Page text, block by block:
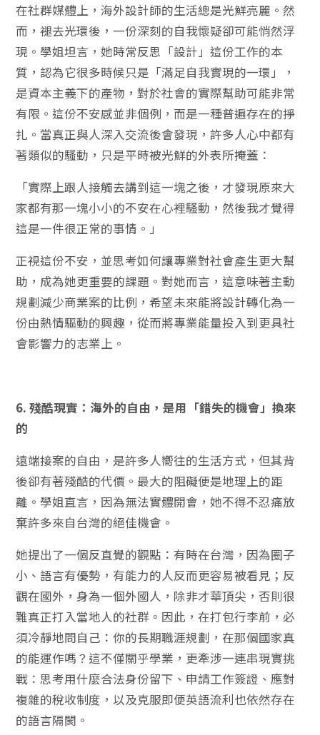
在社群媒體上，海外設計師的生活總是光鮮亮麗。然
而，褪去光環後，一份深刻的自我懷疑卻可能悄然浮
現。學姐坦言，她時常反思「設計」這份工作的本
質，認為它很多時候只是「滿足自我實現的一環」，
是資本主義下的產物，對於社會的實際幫助可能非常
有限。這份不安感並非個例，而是一種普遍存在的掙
扎。當真正與人深入交流後會發現，許多人心中都有
著類似的騷動，只是平時被光鮮的外表所掩蓋：
「實際上跟人接觸去講到這一塊之後，才發現原來大
家都有那一塊小小的不安在心裡騷動，然後我才覺得
這是一件很正常的事情。」
正視這份不安，並思考如何讓專業對社會產生更大幫
助，成為她更重要的課題。對她而言，這意味著主動
規劃減少商業案的比例，希望未來能將設計轉化為一
份由熱情驅動的興趣，從而將專業能量投入到更具社
會影響力的志業上。
6. 殘酷現實：海外的自由，是用「錯失的機會」換來
的
遠端接案的自由，是許多人嚮往的生活方式，但其背
後卻有著殘酷的代價。最大的阻礙便是地理上的距
離。學姐直言，因為無法實體開會，她不得不忍痛放
棄許多來自台灣的絕佳機會。
她提出了一個反直覺的觀點：有時在台灣，因為圈子
小、語言有優勢，有能力的人反而更容易被看見；反
觀在國外，身為一個外國人，除非才華頂尖，否則很
難真正打入當地人的社群。因此，在打包行李前，必
須冷靜地問自己：你的長期職涯規劃，在那個國家真
的能運作嗎？這不僅關乎學業，更牽涉一連串現實挑
戰：思考用什麼合法身份留下、申請工作簽證、應對
複雜的稅收制度，以及克服即便英語流利也依然存在
的語言隔閡。